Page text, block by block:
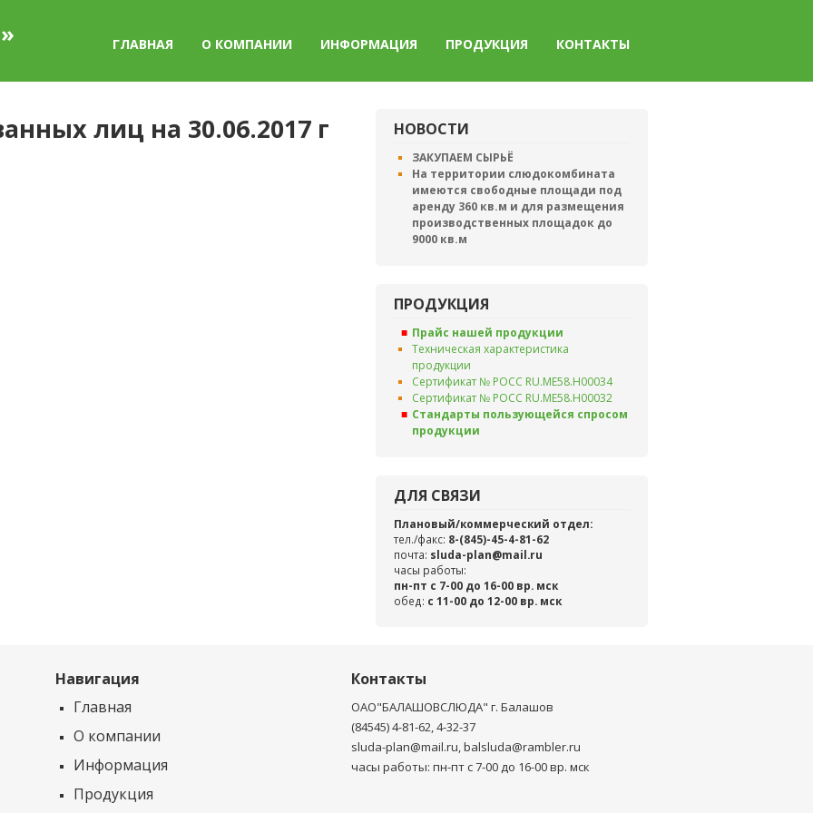
ГЛАВНАЯ О КОМПАНИИ ИНФОРМАЦИЯ ПРОДУКЦИЯ КОНТАКТЫ
лиц на 30.06.2017 г НОВОСТИ
ЗАКУПАЕМ СЫРЬЁ
На территории слюдокомбината
имеются свободные площади под
аренду 360 кв.м и для размещения
производственных площадок до
9000 кв.м
ПРОДУКЦИЯ
Прайс нашей продукции
Техническая характеристика
продукции
Сертификат № РОСС RU.ME58.H00034
Сертификат № РОСС RU.ME58.H00032
Стандарты пользующейся спросом
продукции
ДЛЯ СВЯЗИ
Плановый/коммерческий отдел:
тел./факс: 8-(845)-45-4-81-62
почта: sluda-plan@mail.ru
часы работы:
пн-пт с 7-00 до 16-00 вр. мск
обед: c 11-00 до 12-00 вр. мск
Навигация
Главная
О компании
Информация
Продукция
Контакты
ОАО"БАЛАШОВСЛЮДА" г. Балашов
(84545) 4-81-62, 4-32-37
sluda-plan@mail.ru, balsluda@rambler.ru
часы работы: пн-пт с 7-00 до 16-00 вр. мск